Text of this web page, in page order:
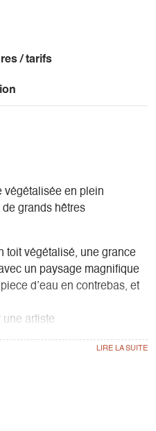
/ tarifs
végétalisée en plein
de grands hêtres
toit végétalisé, une grance
un paysage magnifique
d’eau en contrebas, et
une artiste
cuisine, un salon avec poéle